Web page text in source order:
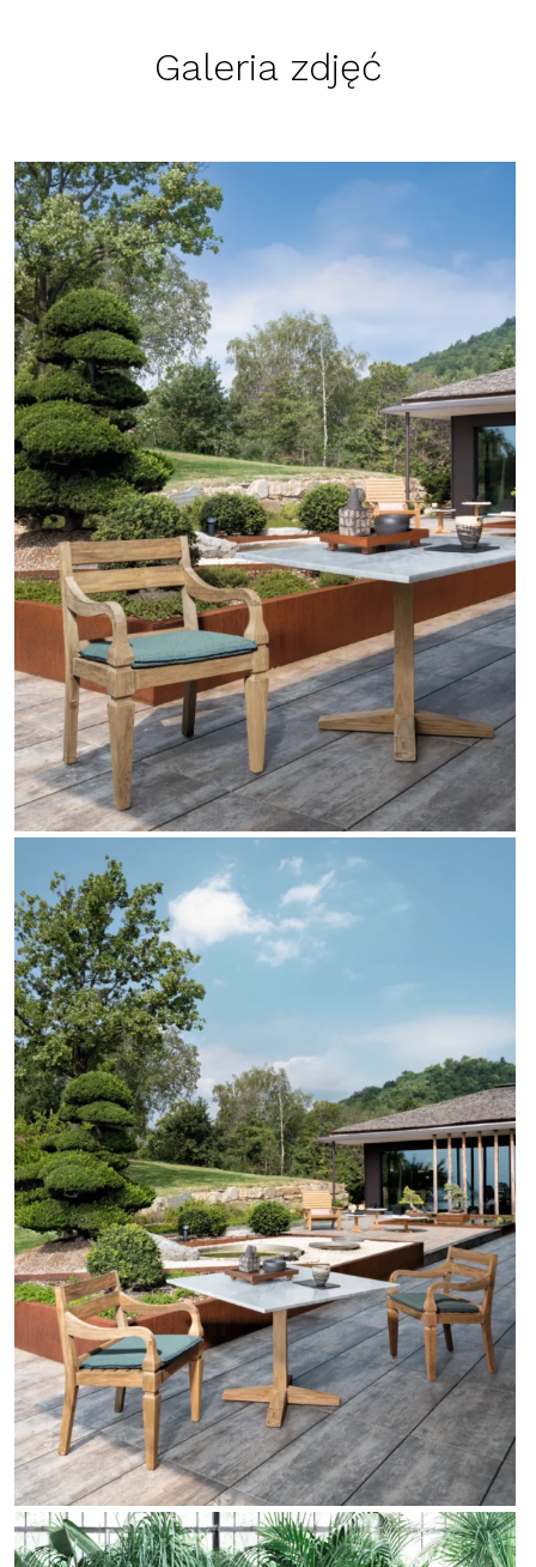
Galeria zdjęć